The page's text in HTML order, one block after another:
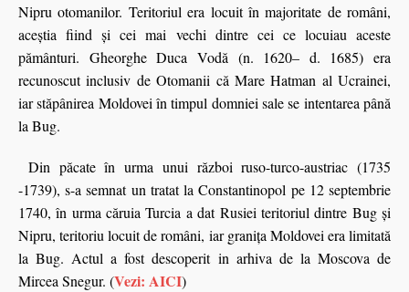
Nipru otomanilor. Teritoriul era locuit în majoritate de români,
aceştia fiind şi cei mai vechi dintre cei ce locuiau aceste
pământuri. Gheorghe Duca Vodă (n. 1620– d. 1685) era
recunoscut inclusiv de Otomanii că Mare Hatman al Ucrainei,
iar stăpânirea Moldovei în timpul domniei sale se intentarea până
la Bug.
Din păcate în urma unui război ruso-turco-austriac (1735
-1739), s-a semnat un tratat la Constantinopol pe 12 septembrie
1740, în urma căruia Turcia a dat Rusiei teritoriul dintre Bug și
Nipru, teritoriu locuit de români, iar granița Moldovei era limitată
la Bug. Actul a fost descoperit in arhiva de la Moscova de
Mircea Snegur. (Vezi: AICI)